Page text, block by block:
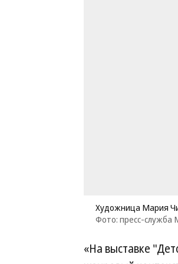
Художница Мария
Фото: пресс-служба
«На выставке